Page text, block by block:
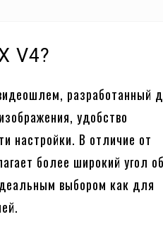
V4?
разработанный
удобство
настройки. В отличие от
более широкий угол
выбором как для